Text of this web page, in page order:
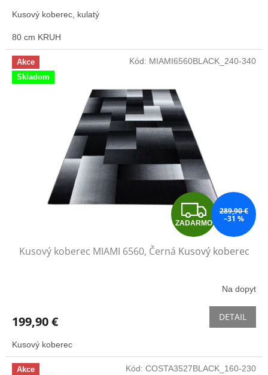
Kusový koberec, kulatý
80 cm KRUH
Akce
Skladom
Z
A
D
A
R
M
O
ZADARMO
289,90 €
–31 %
Kusový koberec MIAMI 6560, Černá Kusový koberec
Na dopyt
199,90 € DETAIL
Kusový koberec
Kód: MIAMI6560BLACK_240-340
Akce
Kód: COSTA3527BLACK_160-230